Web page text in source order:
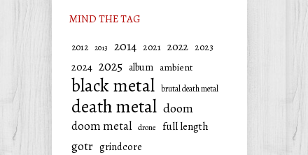
MIND THE TAG
2012 2013 2014 2021 2022 2023
2024 2025 album ambient
black metal brutal death metal
death metal doom
doom metal drone full length
gotr grindcore